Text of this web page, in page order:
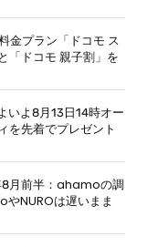
金プラン「ドコモ ス
「ドコモ 親子割」を
よ8月13日14時オー
を先着でプレゼント
8月前半：ahamoの調
NUROは遅いまま